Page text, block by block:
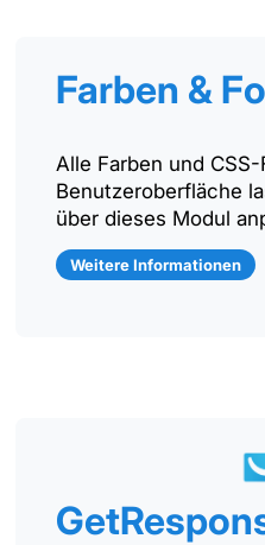
Farben &
Alle Farben und
Benutzeroberfläche
über dieses Modul
Weitere Informationen